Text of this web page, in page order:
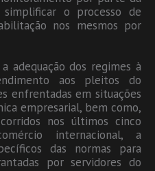
o processo de
nos mesmos por
adequação dos regimes à
aos pleitos do
enfrentadas em situações
empresarial, bem como,
nos últimos cinco
internacional, a
das normas para
por servidores do